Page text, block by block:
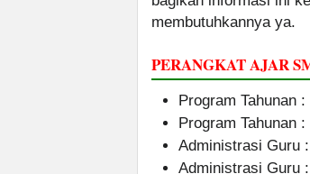
membutuhkannya ya.
PERANGKAT AJAR
Program Tahunan :
Program Tahunan :
Administrasi Guru :
Administrasi Guru :